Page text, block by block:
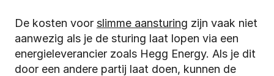
De kosten voor slimme aansturing zijn vaak niet
aanwezig als je de sturing laat lopen via een
energieleverancier zoals Hegg Energy. Als je dit
door een andere partij laat doen, kunnen de